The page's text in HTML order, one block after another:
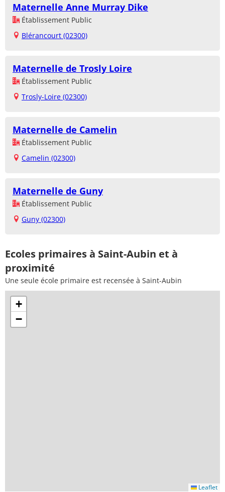
Maternelle Anne Murray Dike
Établissement Public
Blérancourt (02300)
Maternelle de Trosly Loire
Établissement Public
Trosly-Loire (02300)
Maternelle de Camelin
Établissement Public
Camelin (02300)
Maternelle de Guny
Établissement Public
Guny (02300)
Ecoles primaires à Saint-Aubin et à
proximité
Une seule école primaire est recensée à Saint-Aubin
+
−
Leaflet